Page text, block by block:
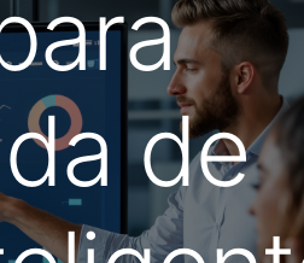
de